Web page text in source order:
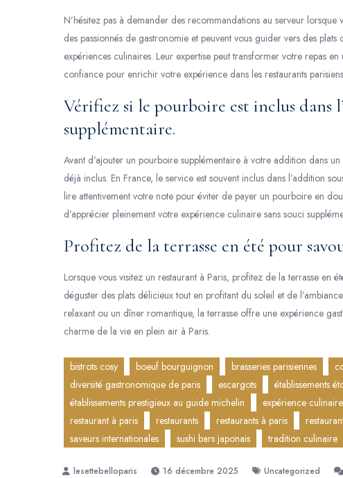
N’hésitez pas à demander des recommandations au serveur lorsque
des passionnés de gastronomie et peuvent vous guider vers des
expériences culinaires. Leur expertise peut transformer votre repas
confiance pour enrichir votre expérience dans les restaurants
Vérifiez si le pourboire est inclus dans
supplémentaire.
Avant d’ajouter un pourboire supplémentaire à votre addition dans
déjà inclus. En France, le service est souvent inclus dans l’addition
lire attentivement votre note pour éviter de payer un pourboire en
d’apprécier pleinement votre expérience culinaire sans souci
Profitez de la terrasse en été pour
Lorsque vous visitez un restaurant à Paris, profitez de la terrasse en
déguster des plats délicieux tout en profitant du soleil et de
relaxant ou un dîner romantique, la terrasse offre une expérience
charme de la vie en plein air à Paris.
bistrots cosy boeuf bourguignon brasseries parisiennes
diversité gastronomique de paris
escargots
établissements
établissements prestigieux au guide michelin
expérience culinaire
restaurant à paris
restaurants restaurants à paris
saveurs internationales
sushi bars japonais tradition culinaire
16 décembre 2025 Uncategorized